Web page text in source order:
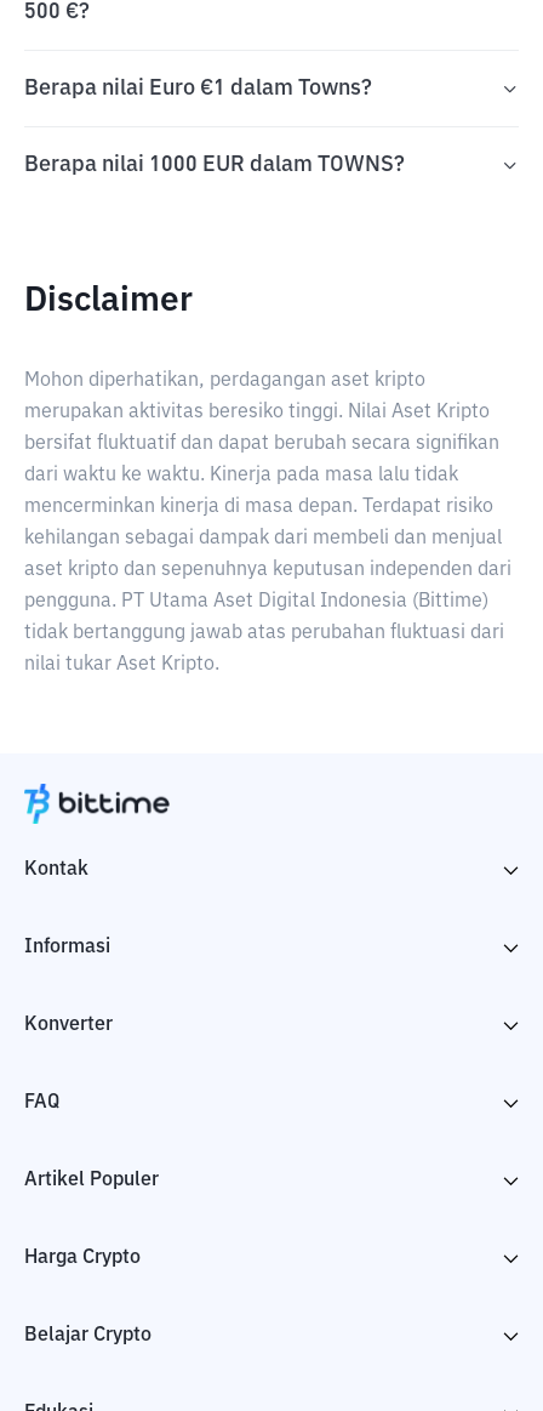
500 €?
Berapa nilai Euro €1 dalam Towns?
Berapa nilai 1000 EUR dalam TOWNS?
Disclaimer
Mohon diperhatikan, perdagangan aset kripto
merupakan aktivitas beresiko tinggi. Nilai Aset Kripto
bersifat fluktuatif dan dapat berubah secara signifikan
dari waktu ke waktu. Kinerja pada masa lalu tidak
mencerminkan kinerja di masa depan. Terdapat risiko
kehilangan sebagai dampak dari membeli dan menjual
aset kripto dan sepenuhnya keputusan independen dari
pengguna. PT Utama Aset Digital Indonesia (Bittime)
tidak bertanggung jawab atas perubahan fluktuasi dari
nilai tukar Aset Kripto.
Kontak
Informasi
Konverter
FAQ
Artikel Populer
Harga Crypto
Belajar Crypto